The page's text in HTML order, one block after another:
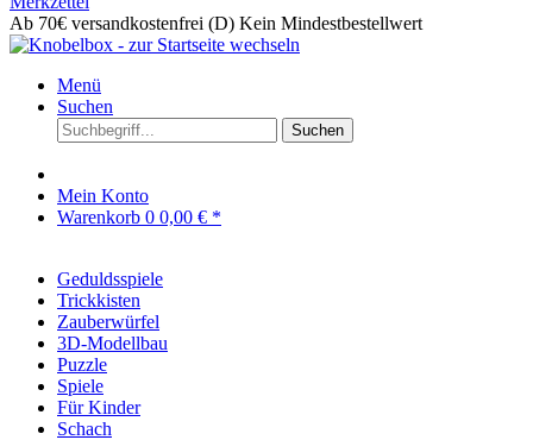
Ab 70€ versandkostenfrei (D) Kein Mindestbestellwert
Menü
Suchen
Suchen
Mein Konto
Warenkorb 0 0,00 € *
Geduldsspiele
Trickkisten
Zauberwürfel
3D-Modellbau
Puzzle
Spiele
Für Kinder
Schach